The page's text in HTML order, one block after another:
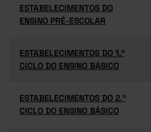
ESTABELECIMENTOS DO
ENSINO PRÉ-ESCOLAR
ESTABELECIMENTOS DO
ENSINO PRÉ-ESCOLAR
ESTABELECIMENTOS DO 1.º
CICLO DO ENSINO BÁSICO
ESTABELECIMENTOS DO 1.º
CICLO DO ENSINO BÁSICO
ESTABELECIMENTOS DO 2.º
CICLO DO ENSINO BÁSICO
ESTABELECIMENTOS DO 2.º
CICLO DO ENSINO BÁSICO